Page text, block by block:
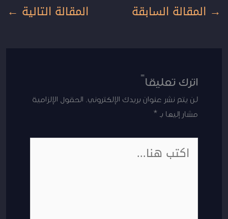
→ المقالة السابقة المقالة التالية ←
اترك تعليقاً
لن يتم نشر عنوان بريدك الإلكتروني. الحقول الإلزامية
مشار إليها بـ *
اكتب
هنا...